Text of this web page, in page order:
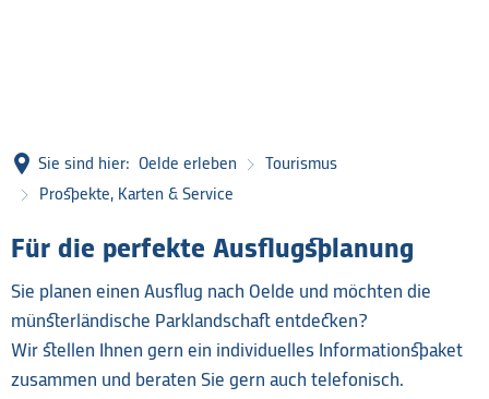
Sie sind hier: Oelde erleben
Tourismus
Prospekte, Karten & Service
Prospekte,
Karten
&
Service
Für die perfekte Ausflugsplanung
Sie planen einen Ausflug nach Oelde und möchten die
münsterländische Parklandschaft entdecken?
Wir stellen Ihnen gern ein individuelles Informationspaket
zusammen und beraten Sie gern auch telefonisch.